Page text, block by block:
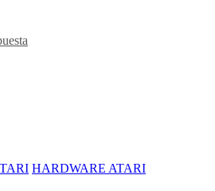
HARDWARE ATARI